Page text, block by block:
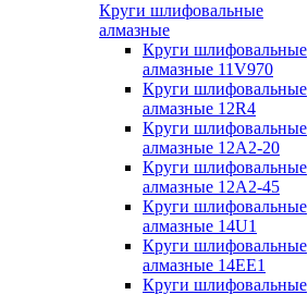
Круги шлифовальные
алмазные
Круги шлифовальные
алмазные 11V970
Круги шлифовальные
алмазные 12R4
Круги шлифовальные
алмазные 12А2-20
Круги шлифовальные
алмазные 12А2-45
Круги шлифовальные
алмазные 14U1
Круги шлифовальные
алмазные 14ЕЕ1
Круги шлифовальные